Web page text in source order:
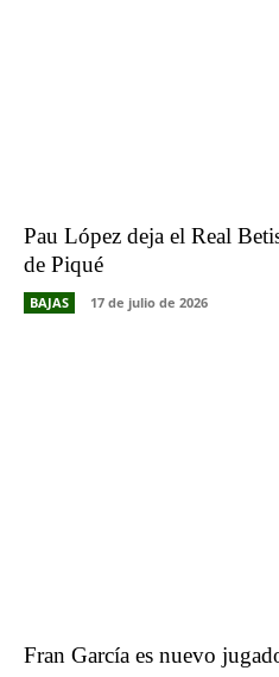
Pau López deja el Real
de Piqué
BAJAS 17 de julio de 2026
Fran García es nuevo